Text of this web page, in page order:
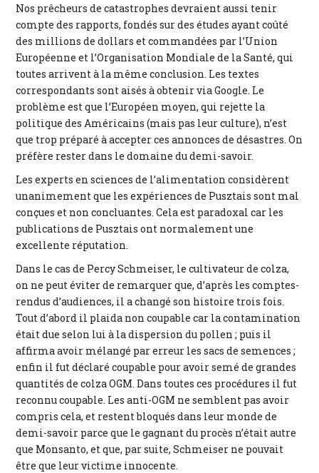
Nos prêcheurs de catastrophes devraient aussi tenir
compte des rapports, fondés sur des études ayant coûté
des millions de dollars et commandées par l’Union
Européenne et l’Organisation Mondiale de la Santé, qui
toutes arrivent à la même conclusion. Les textes
correspondants sont aisés à obtenir via Google. Le
problème est que l’Européen moyen, qui rejette la
politique des Américains (mais pas leur culture), n’est
que trop préparé à accepter ces annonces de désastres. On
préfère rester dans le domaine du demi-savoir.
Les experts en sciences de l’alimentation considèrent
unanimement que les expériences de Pusztais sont mal
conçues et non concluantes. Cela est paradoxal car les
publications de Pusztais ont normalement une
excellente réputation.
Dans le cas de Percy Schmeiser, le cultivateur de colza,
on ne peut éviter de remarquer que, d’après les comptes-
rendus d’audiences, il a changé son histoire trois fois.
Tout d’abord il plaida non coupable car la contamination
était due selon lui à la dispersion du pollen ; puis il
affirma avoir mélangé par erreur les sacs de semences ;
enfin il fut déclaré coupable pour avoir semé de grandes
quantités de colza OGM. Dans toutes ces procédures il fut
reconnu coupable. Les anti-OGM ne semblent pas avoir
compris cela, et restent bloqués dans leur monde de
demi-savoir parce que le gagnant du procès n’était autre
que Monsanto, et que, par suite, Schmeiser ne pouvait
être que leur victime innocente.